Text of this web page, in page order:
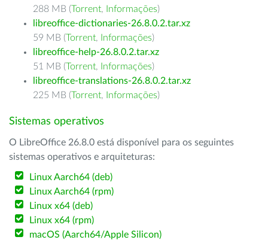
288 MB (Torrent, Informações)
libreoffice-dictionaries-26.8.0.2.tar.xz
59 MB (Torrent, Informações)
libreoffice-help-26.8.0.2.tar.xz
51 MB (Torrent, Informações)
libreoffice-translations-26.8.0.2.tar.xz
225 MB (Torrent, Informações)
Sistemas operativos
O LibreOffice 26.8.0 está disponível para os seguintes
sistemas operativos e arquiteturas:
Linux Aarch64 (deb)
Linux Aarch64 (rpm)
Linux x64 (deb)
Linux x64 (rpm)
macOS (Aarch64/Apple Silicon)